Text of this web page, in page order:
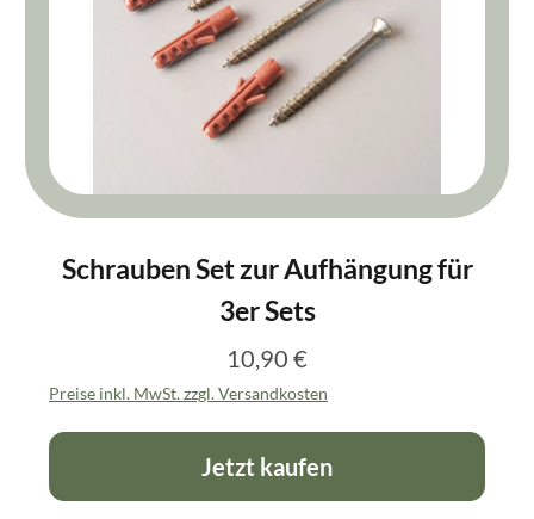
Schrauben Set zur Aufhängung für
3er Sets
Regulärer Preis:
10,90 €
Preise inkl. MwSt. zzgl. Versandkosten
Jetzt kaufen